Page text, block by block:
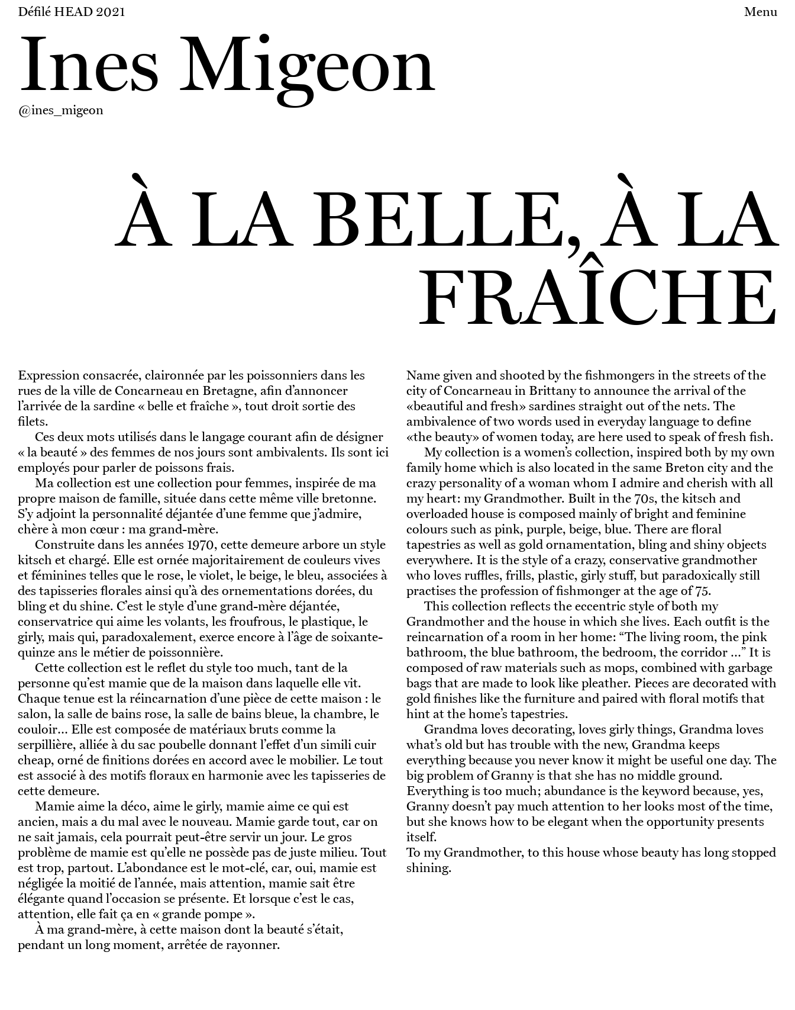
Défilé HEAD 2021 Menu
Ines Migeon
@ines_migeon
À LA BELLE, À LA
FRAÎCHE
Expression consacrée, claironnée par les poissonniers dans les
rues de la ville de Concarneau en Bretagne, afin d’annoncer
l’arrivée de la sardine « belle et fraîche », tout droit sortie des
filets.
Ces deux mots utilisés dans le langage courant afin de désigner
« la beauté » des femmes de nos jours sont ambivalents. Ils sont ici
employés pour parler de poissons frais.
Ma collection est une collection pour femmes, inspirée de ma
propre maison de famille, située dans cette même ville bretonne.
S’y adjoint la personnalité déjantée d’une femme que j’admire,
chère à mon cœur : ma grand-mère.
Construite dans les années 1970, cette demeure arbore un style
kitsch et chargé. Elle est ornée majoritairement de couleurs vives
et féminines telles que le rose, le violet, le beige, le bleu, associées à
des tapisseries florales ainsi qu’à des ornementations dorées, du
bling et du shine. C’est le style d’une grand-mère déjantée,
conservatrice qui aime les volants, les froufrous, le plastique, le
girly, mais qui, paradoxalement, exerce encore à l’âge de soixante-
quinze ans le métier de poissonnière.
Cette collection est le reflet du style too much, tant de la
personne qu’est mamie que de la maison dans laquelle elle vit.
Chaque tenue est la réincarnation d’une pièce de cette maison : le
salon, la salle de bains rose, la salle de bains bleue, la chambre, le
couloir… Elle est composée de matériaux bruts comme la
serpillière, alliée à du sac poubelle donnant l’effet d’un simili cuir
cheap, orné de finitions dorées en accord avec le mobilier. Le tout
est associé à des motifs floraux en harmonie avec les tapisseries de
cette demeure.
Mamie aime la déco, aime le girly, mamie aime ce qui est
ancien, mais a du mal avec le nouveau. Mamie garde tout, car on
ne sait jamais, cela pourrait peut-être servir un jour. Le gros
problème de mamie est qu’elle ne possède pas de juste milieu. Tout
est trop, partout. L’abondance est le mot-clé, car, oui, mamie est
négligée la moitié de l’année, mais attention, mamie sait être
élégante quand l’occasion se présente. Et lorsque c’est le cas,
attention, elle fait ça en « grande pompe ».
À ma grand-mère, à cette maison dont la beauté s’était,
pendant un long moment, arrêtée de rayonner.
Name given and shooted by the fishmongers in the streets of the
city of Concarneau in Brittany to announce the arrival of the
«beautiful and fresh» sardines straight out of the nets. The
ambivalence of two words used in everyday language to define
«the beauty» of women today, are here used to speak of fresh fish.
My collection is a women’s collection, inspired both by my own
family home which is also located in the same Breton city and the
crazy personality of a woman whom I admire and cherish with all
my heart: my Grandmother. Built in the 70s, the kitsch and
overloaded house is composed mainly of bright and feminine
colours such as pink, purple, beige, blue. There are floral
tapestries as well as gold ornamentation, bling and shiny objects
everywhere. It is the style of a crazy, conservative grandmother
who loves ruffles, frills, plastic, girly stuff, but paradoxically still
practises the profession of fishmonger at the age of 75.
This collection reflects the eccentric style of both my
Grandmother and the house in which she lives. Each outfit is the
reincarnation of a room in her home: “The living room, the pink
bathroom, the blue bathroom, the bedroom, the corridor …” It is
composed of raw materials such as mops, combined with garbage
bags that are made to look like pleather. Pieces are decorated with
gold finishes like the furniture and paired with floral motifs that
hint at the home’s tapestries.
Grandma loves decorating, loves girly things, Grandma loves
what’s old but has trouble with the new, Grandma keeps
everything because you never know it might be useful one day. The
big problem of Granny is that she has no middle ground.
Everything is too much; abundance is the keyword because, yes,
Granny doesn’t pay much attention to her looks most of the time,
but she knows how to be elegant when the opportunity presents
itself.
To my Grandmother, to this house whose beauty has long stopped
shining.